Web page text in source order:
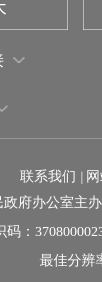
联系我们 |
府办公室主
：
最佳分辨